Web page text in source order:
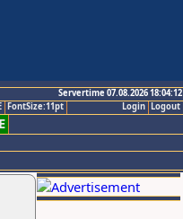
Servertime 07.08.2026 18:04:12
Logout
Login
FontSize:11pt